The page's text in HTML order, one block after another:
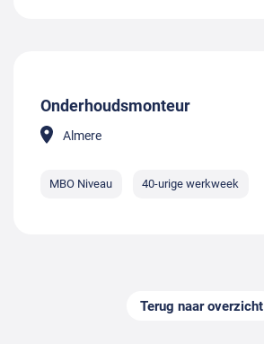
Onderhoudsmonteur
Almere
MBO Niveau 40-urige werkweek
Terug naar overzicht